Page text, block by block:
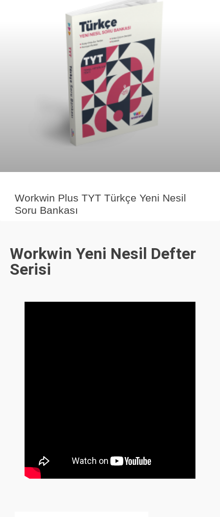
Workwin Plus TYT Türkçe Yeni Nesil
Soru Bankası
Workwin Yeni Nesil Defter
Serisi